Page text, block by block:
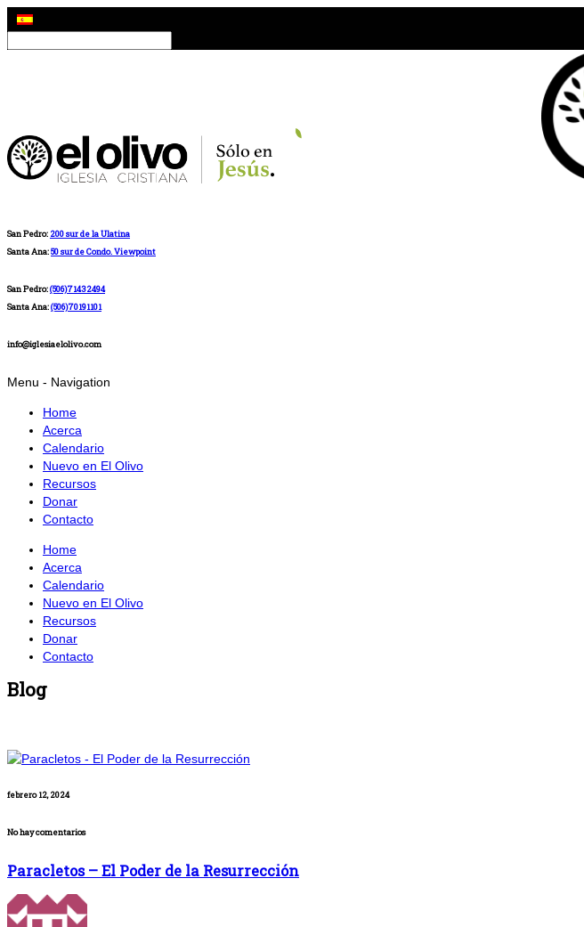
San Pedro: 200 sur de la Ulatina
Santa Ana:50 sur de Condo. Viewpoint
San Pedro:(506)71432494
Santa Ana:(506)70191101
info@iglesiaelolivo.com
Menu - Navigation
Home
Acerca
Calendario
Nuevo en El Olivo
Recursos
Donar
Contacto
Home
Acerca
Calendario
Nuevo en El Olivo
Recursos
Donar
Contacto
Blog
febrero 12, 2024
No hay comentarios
Paracletos – El Poder de la Resurrección